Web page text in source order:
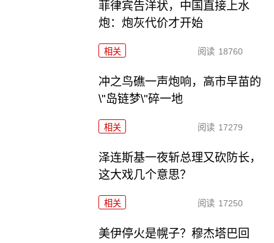
菲律宾告洋状，中国直接上水
炮：炮灰代价才开始
相关 阅读 18760
冲之鸟礁一声炮响，高市早苗的
\"岛链梦\"碎一地
相关 阅读 17279
泽连斯基一夜斩总理又砍防长，
这大戏几个意思？
相关 阅读 17250
美伊停火是幌子？穆杰塔巴回